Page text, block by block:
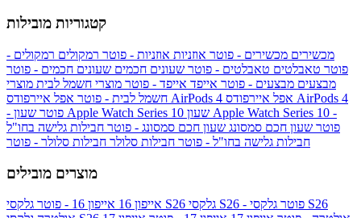
קטגוריות מובילות
מכשירים מכשירים - פוטר אוזניות אוזניות - פוטר רמקולים רמקולים -
פוטר טאבלטים טאבלטים - פוטר שעונים חכמים שעונים חכמים - פוטר
מבצעים מבצעים - פוטר אייפד אייפד - פוטר מוצרי חשמל לבית מוצרי
חשמל לבית - פוטר אפל איירפודס AirPods 4 אפל איירפודס AirPods 4
- פוטר שעון Apple Watch Series 10 שעון Apple Watch Series 10 -
פוטר שעון חכם סמסונג שעון חכם סמסונג - פוטר חבילות גלישה בחו"ל
חבילות גלישה בחו"ל - פוטר חבילות סלולר חבילות סלולר - פוטר
מוצרים מובילים
אייפון 16 אייפון 16 - פוטר גלקסי S26 גלקסי S26 - פוטר גלקסי S26